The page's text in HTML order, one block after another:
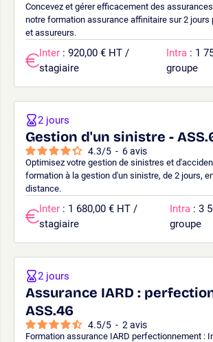
Concevez et gérer efficacement des
notre formation assurance affinitaire sur 2 jours
et assureurs.
Inter : 920,00 € HT /
stagiaire
Intra : 1
groupe
Gestion d'un sinistre -
4.3/5 - 6avis
Optimisez votre gestion de sinistres et
formation à la gestion d'un sinistre, de 2 jours,
distance.
2 jours
Inter : 1 680,00 € HT /
stagiaire
Intra : 3
groupe
Assurance IARD :
ASS.46
4.5/5 - 2 avis
Formation assurance IARD perfectionnement :
2 jours